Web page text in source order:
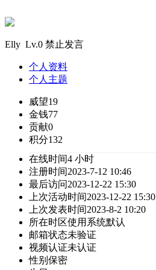
Elly Lv.0 禁止发言
个人资料
个人主题
威望19
金钱77
贡献0
积分132
在线时间4 小时
注册时间2023-7-12 10:46
最后访问2023-12-22 15:30
上次活动时间2023-12-22 15:30
上次发表时间2023-8-2 10:20
所在时区使用系统默认
邮箱状态未验证
视频认证未认证
性别 保密